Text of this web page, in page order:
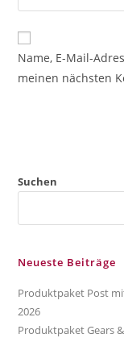
Kommentieren
ein
zum
Kommentieren
ein
deine
Website-
URL
Name, E-Mail-
meinen nächsten
Suchen
Neueste Beiträge
Produktpaket Post
2026
Produktpaket Gears